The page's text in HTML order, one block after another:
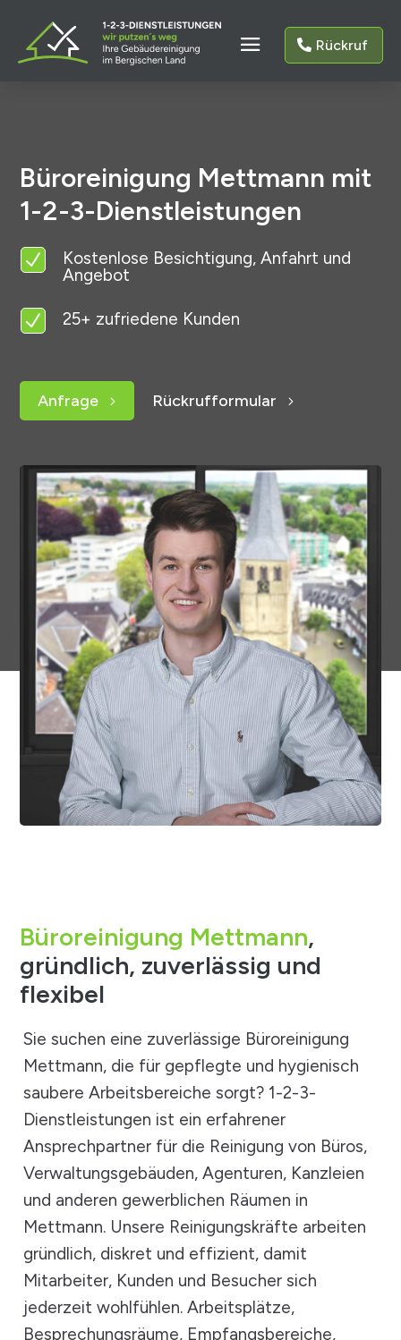
Rückruf
Büroreinigung Mettmann mit
1-2-3-Dienstleistungen
N
Kostenlose Besichtigung, Anfahrt und
Angebot
N 25+ zufriedene Kunden
Anfrage Rückrufformular
Büroreinigung Mettmann,
gründlich, zuverlässig und
flexibel
Sie suchen eine zuverlässige Büroreinigung
Mettmann, die für gepflegte und hygienisch
saubere Arbeitsbereiche sorgt? 1-2-3-
Dienstleistungen ist ein erfahrener
Ansprechpartner für die Reinigung von Büros,
Verwaltungsgebäuden, Agenturen, Kanzleien
und anderen gewerblichen Räumen in
Mettmann. Unsere Reinigungskräfte arbeiten
gründlich, diskret und effizient, damit
Mitarbeiter, Kunden und Besucher sich
jederzeit wohlfühlen. Arbeitsplätze,
Besprechungsräume, Empfangsbereiche,